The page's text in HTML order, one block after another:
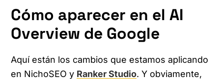
Cómo aparecer en el AI
Overview de Google
Aquí están los cambios que estamos aplicando
en NichoSEO y Ranker Studio. Y obviamente,